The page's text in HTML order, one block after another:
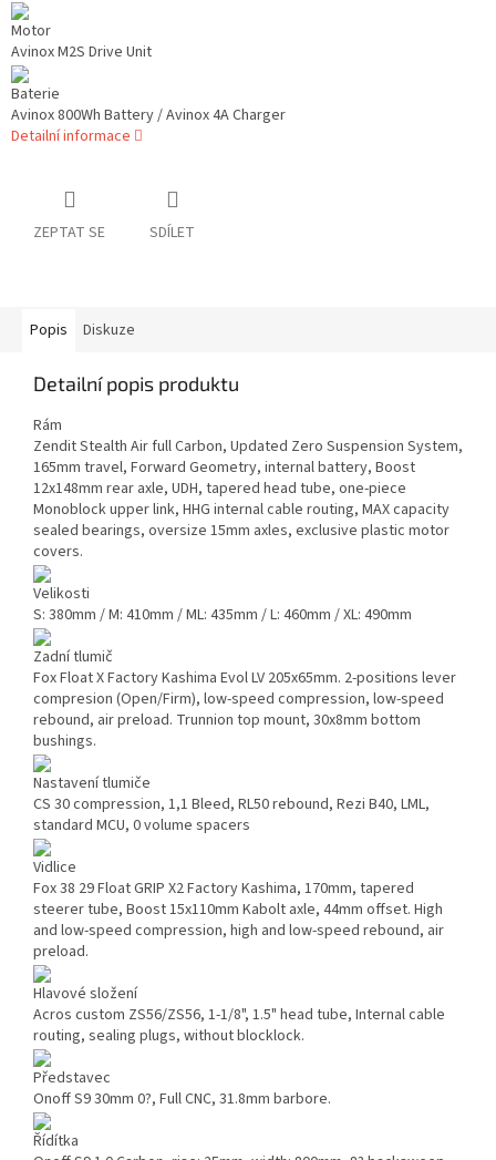
Motor
Avinox M2S Drive Unit
Baterie
Avinox 800Wh Battery / Avinox 4A Charger
Detailní informace
ZEPTAT SE SDÍLET
Popis Diskuze
Detailní popis produktu
Rám
Zendit Stealth Air full Carbon, Updated Zero Suspension System,
165mm travel, Forward Geometry, internal battery, Boost
12x148mm rear axle, UDH, tapered head tube, one-piece
Monoblock upper link, HHG internal cable routing, MAX capacity
sealed bearings, oversize 15mm axles, exclusive plastic motor
covers.
Velikosti
S: 380mm / M: 410mm / ML: 435mm / L: 460mm / XL: 490mm
Zadní tlumič
Fox Float X Factory Kashima Evol LV 205x65mm. 2-positions lever
compresion (Open/Firm), low-speed compression, low-speed
rebound, air preload. Trunnion top mount, 30x8mm bottom
bushings.
Nastavení tlumiče
CS 30 compression, 1,1 Bleed, RL50 rebound, Rezi B40, LML,
standard MCU, 0 volume spacers
Vidlice
Fox 38 29 Float GRIP X2 Factory Kashima, 170mm, tapered
steerer tube, Boost 15x110mm Kabolt axle, 44mm offset. High
and low-speed compression, high and low-speed rebound, air
preload.
Hlavové složení
Acros custom ZS56/ZS56, 1-1/8", 1.5" head tube, Internal cable
routing, sealing plugs, without blocklock.
Představec
Onoff S9 30mm 0?, Full CNC, 31.8mm barbore.
Řídítka